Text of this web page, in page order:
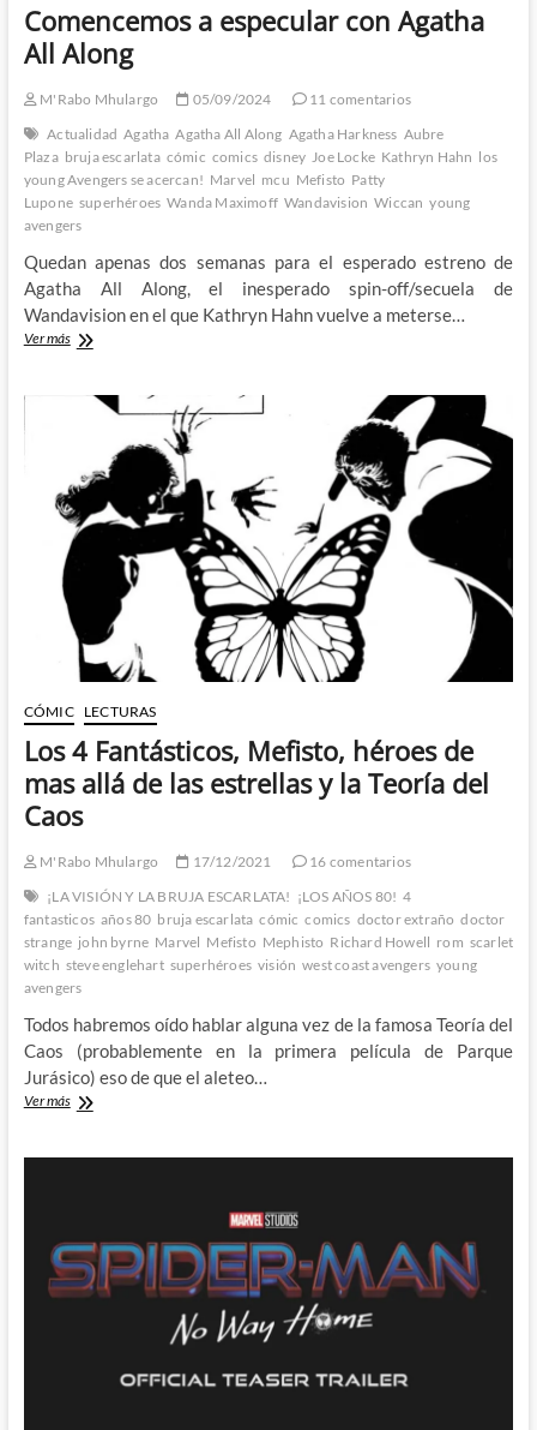
Comencemos a especular con Agatha
All Along
M'Rabo Mhulargo 05/09/2024
11 comentarios
Actualidad Agatha Agatha All Along Agatha Harkness Aubre
Plaza bruja escarlata cómic comics disney Joe Locke Kathryn Hahn los
young Avengers se acercan! Marvel mcu Mefisto Patty
Lupone superhéroes Wanda Maximoff Wandavision Wiccan young
avengers
Quedan apenas dos semanas para el esperado estreno de
Agatha All Along, el inesperado spin-off/secuela de
Wandavision en el que Kathryn Hahn vuelve a meterse…
Ver másComencemos
Along
CÓMIC LECTURAS
Los 4 Fantásticos, Mefisto, héroes de
mas allá de las estrellas y la Teoría del
Caos
M'Rabo Mhulargo 17/12/2021
16 comentarios
¡LA VISIÓN Y LA BRUJA ESCARLATA! ¡LOS AÑOS 80! 4
fantasticos años 80 bruja escarlata cómic comics doctor extraño doctor
strange john byrne Marvel Mefisto Mephisto Richard Howell rom scarlet
witch steve englehart superhéroes visión west coast avengers young
avengers
Todos habremos oído hablar alguna vez de la famosa Teoría del
Caos (probablemente en la primera película de Parque
Jurásico) eso de que el aleteo…
Ver másLos
allá
de
las